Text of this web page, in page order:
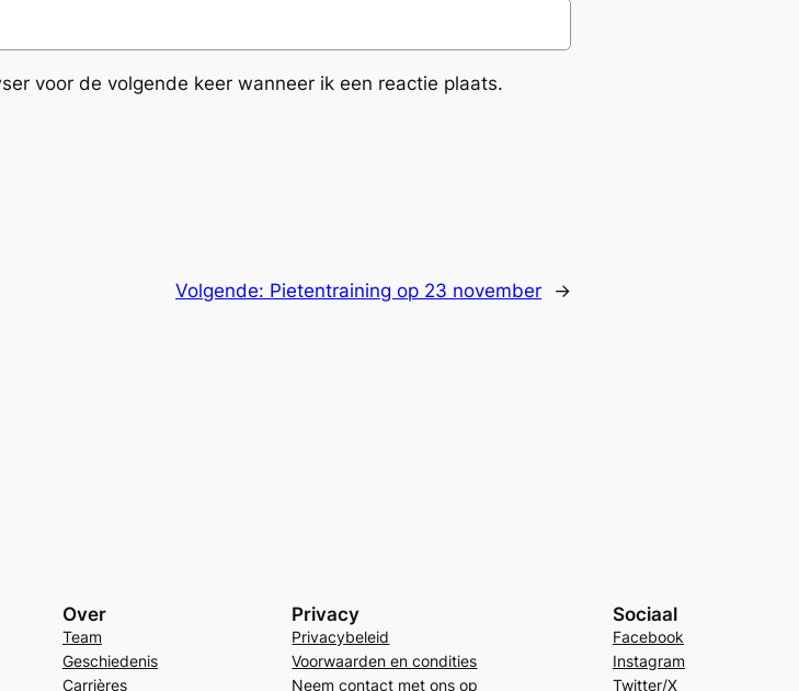
voor de volgende keer wanneer ik een reactie plaats.
Volgende: Pietentraining op 23 november →
Over
Team
Geschiedenis
Carrières
Privacy
Privacybeleid
Voorwaarden en condities
Neem contact met ons op
Sociaal
Facebook
Instagram
Twitter/X